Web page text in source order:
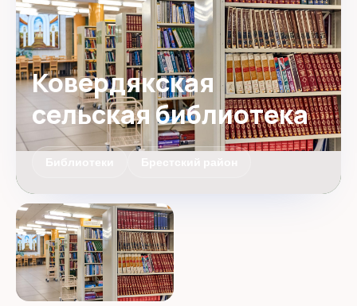
Ковердякская
сельская библиотека